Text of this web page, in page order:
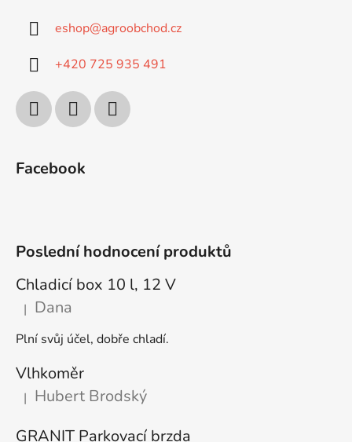
eshop@agroobchod.cz
+420 725 935 491
Facebook
Poslední hodnocení produktů
Chladicí box 10 l, 12 V
Hodnocení produktu je 5 z 5 hvězdiček.
| Dana
Plní svůj účel, dobře chladí.
Vlhkoměr
Hodnocení produktu je 5 z 5 hvězdiček.
| Hubert Brodský
GRANIT Parkovací brzda